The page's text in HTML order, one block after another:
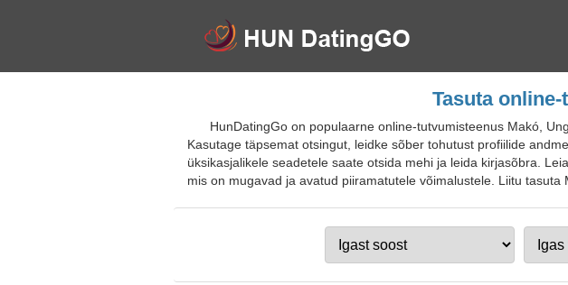
Tasuta
HunDatingGo on populaarne online-tutvumisteenus Makó,
Kasutage täpsemat otsingut, leidke sõber tohutust profiilide
üksikasjalikele seadetele saate otsida mehi ja leida kirjasõbra.
mis on mugavad ja avatud piiramatutele võimalustele. Liitu